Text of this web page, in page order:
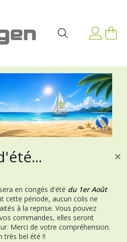
Mon
sera en congés d'été du 1er Août
cette période, aucun colis ne
à la reprise. Vous pouvez
commandes, elles seront
Merci de votre compréhension.
très bel été !!
×